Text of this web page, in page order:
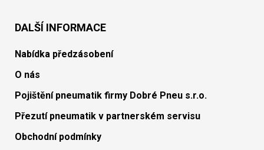
DALŠÍ INFORMACE
Nabídka předzásobení
O nás
Pojištění pneumatik firmy Dobré Pneu s.r.o.
Přezutí pneumatik v partnerském servisu
Obchodní podmínky